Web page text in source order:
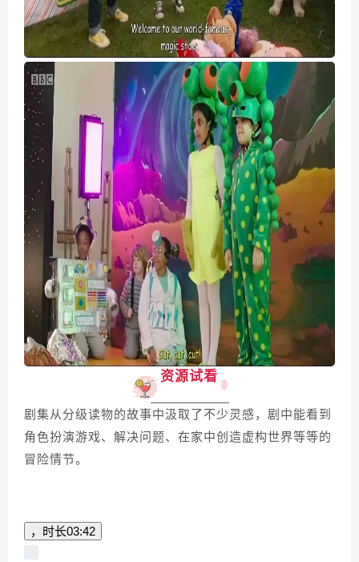
资源试看
剧集从分级读物的故事中汲取了不少灵感，剧中能看到
角色扮演游戏、解决问题、在家中创造虚构世界等等的
冒险情节。
，时长03:42